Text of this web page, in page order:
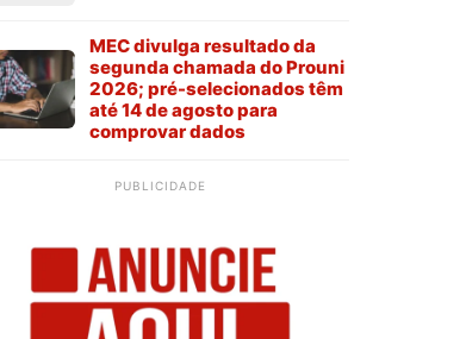
MEC divulga resultado da
segunda chamada do Prouni
2026; pré-selecionados têm
até 14 de agosto para
comprovar dados
PUBLICIDADE